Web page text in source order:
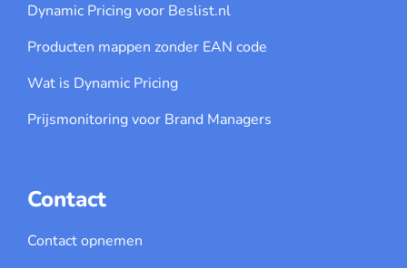
Dynamic Pricing voor Beslist.nl
Producten mappen zonder EAN code
Wat is Dynamic Pricing
Prijsmonitoring voor Brand Managers
Contact
Contact opnemen